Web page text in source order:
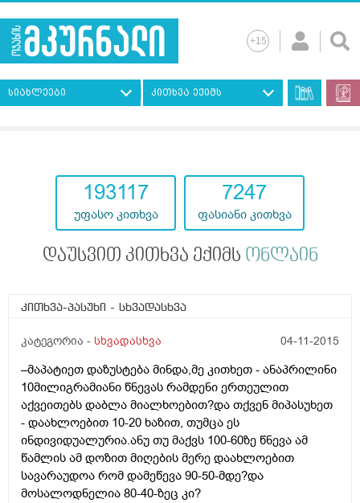
სიახლეები კითხვა ექიმს
193117
უფასო კითხვა
7247
ფასიანი კითხვა
დაუსვით კითხვა ექიმს ონლაინ
კითხვა-პასუხი - სხვადასხვა
კატეგორია - სხვადასხვა 04-11-2015
–მაპატიეთ დაზუსტება მინდა,მე კითხეთ - ანაპრილინი
10მილიგრამიანი წნევას რამდენი ერთეულით
აქვეითებს დაბლა მიალხოებით?და თქვენ მიპასუხეთ
- დაახლოებით 10-20 ხაზით, თუმცა ეს
ინდივიდუალურია.ანუ თუ მაქვს 100-60ზე წნევა ამ
წამლის ამ დოზით მიღების მერე დაახლოებით
სავარაუდოა რომ დამეწევა 90-50-მდე?და
მოსალოდნელია 80-40-ზეც კი?